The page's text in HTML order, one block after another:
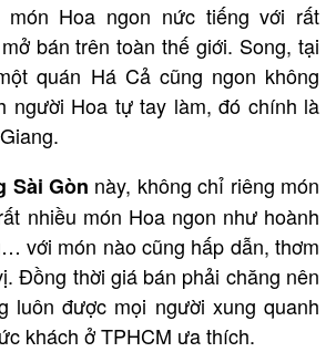
Hoa ngon nức tiếng với rất
bán trên toàn thế giới. Song, tại
quán Há Cả cũng ngon không
người Hoa tự tay làm, đó chính là
Sài Gòn này, không chỉ riêng món
nhiều món Hoa ngon như hoành
với món nào cũng hấp dẫn, thơm
Đồng thời giá bán phải chăng nên
luôn được mọi người xung quanh
khách ở TPHCM ưa thích.